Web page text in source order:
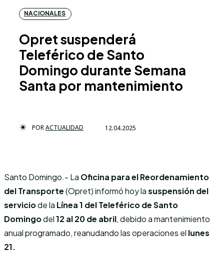
NACIONALES
Opret suspenderá
Teleférico de Santo
Domingo durante Semana
Santa por mantenimiento
PORACTUALIDAD 12.04.2025
Santo Domingo.- La Oficina para el Reordenamiento
del Transporte(Opret) informó hoy lasuspensión del
serviciode la Línea 1 del Teleférico de Santo
Domingodel12 al 20 de abril, debido a mantenimiento
anual programado, reanudando las operaciones el lunes
21.